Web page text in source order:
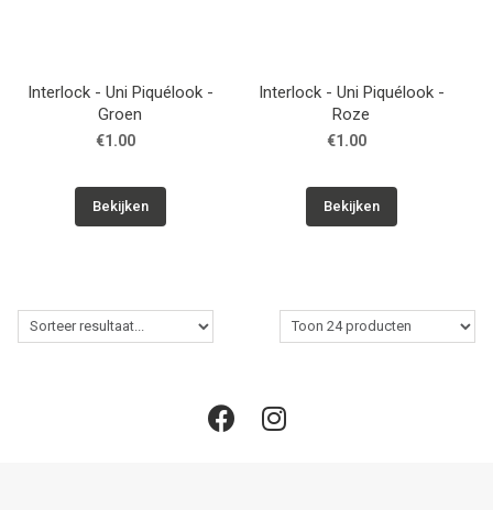
Interlock - Uni Piquélook -
Groen
€1.00
Bekijken
Interlock - Uni Piquélook -
Roze
€1.00
Bekijken